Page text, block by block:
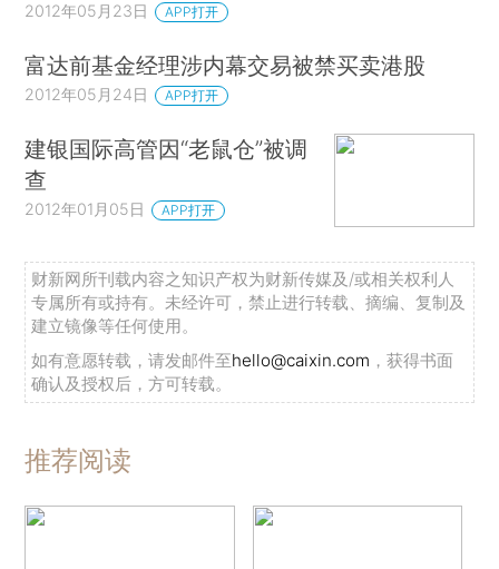
2012年05月23日 APP打开
富达前基金经理涉内幕交易被禁买卖港股
2012年05月24日 APP打开
建银国际高管因“老鼠仓”被调
查
2012年01月05日 APP打开
财新网所刊载内容之知识产权为财新传媒及/或相关权利人
专属所有或持有。未经许可，禁止进行转载、摘编、复制及
建立镜像等任何使用。
如有意愿转载，请发邮件至hello@caixin.com ，获得书面
确认及授权后，方可转载。
推荐阅读